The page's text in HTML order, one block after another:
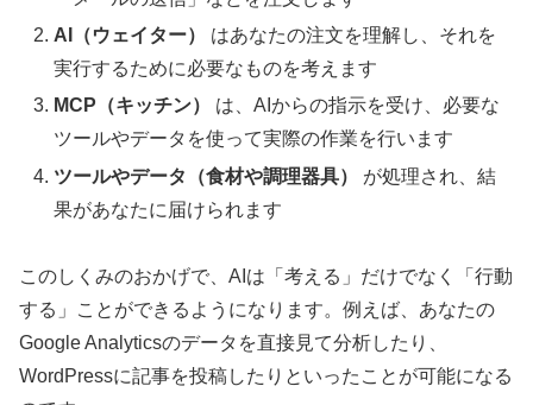
AI（ウェイター）
はあなたの注文を理解し、それを
実行するために必要なものを考えます
MCP（キッチン）
は、AIからの指示を受け、必要な
ツールやデータを使って実際の作業を行います
ツールやデータ（食材や調理器具）
が処理され、結
果があなたに届けられます
このしくみのおかげで、AIは「考える」だけでなく「行動
する」ことができるようになります。例えば、あなたの
Google Analyticsのデータを直接見て分析したり、
WordPressに記事を投稿したりといったことが可能になる